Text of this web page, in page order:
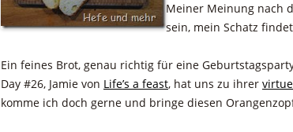
Meiner Meinung nach
sein, mein Schatz
Ein feines Brot, genau richtig für eine
Day #26, Jamie von Life’s a feast, hat uns zu ihrer
komme ich doch gerne und bringe diesen